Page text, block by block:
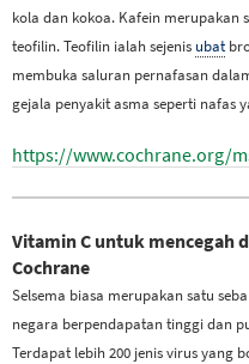
kola dan kokoa. Kafein merupakan
teofilin. Teofilin ialah sejenis ubat
membuka saluran pernafasan
gejala penyakit asma seperti nafas
https://www.cochrane.org/
Vitamin C untuk mencegah
Cochrane
Selsema biasa merupakan satu
negara berpendapatan tinggi dan
Terdapat lebih 200 jenis virus yang